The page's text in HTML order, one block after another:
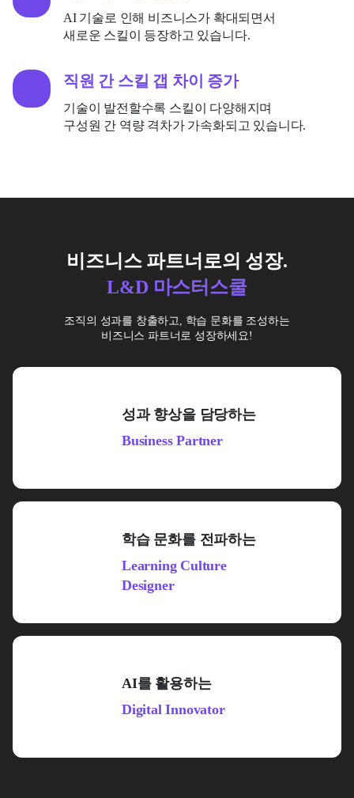
AI 기술로 인해 비즈니스가 확대되면서
새로운 스킬이 등장하고 있습니다.
직원 간 스킬 갭 차이 증가
기술이 발전할수록 스킬이 다양해지며
구성원 간 역량 격차가 가속화되고 있습니다.
비즈니스 파트너로의 성장.
L&D 마스터스쿨
조직의 성과를 창출하고, 학습 문화를 조성하는
비즈니스 파트너로 성장하세요!
성과 향상을 담당하는
Business Partner
조직 내 갈등을 조정해 성과를 낼 수 있는
환경을 조성합니다.
학습 문화를 전파하는
Learning Culture
Designer
지식을 서로 공유하고 배우는
문화를 조성합니다.
AI를 활용하는
Digital Innovator